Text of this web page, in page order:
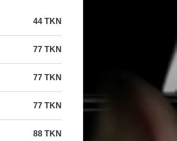
44 TKN
77 TKN
77 TKN
77 TKN
88 TKN